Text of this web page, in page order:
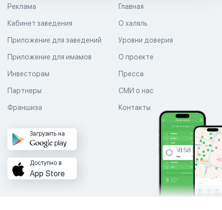
Главная
О халяль
Уровни доверия
Реклама
Кабинет заведения
Приложение для заведений
Приложение для имамов О проекте
Пресса
СМИ о нас
Контакты
Инвесторам
Партнеры
Франшиза
Загрузить на
Доступно в
App Store